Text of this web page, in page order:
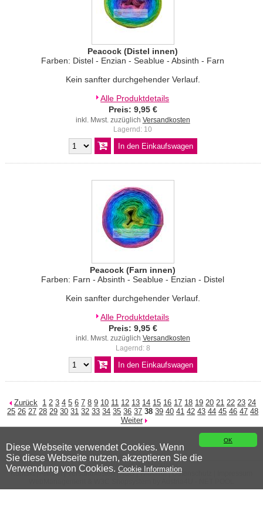
OK
Diese Webseite verwendet Cookies. Wenn
Sie diese Webseite nutzen, akzeptieren Sie die
Verwendung von Cookies. Cookie Information
Peacock (Distel innen)
Farben: Distel - Enzian - Seablue - Absinth - Farn
Kein sanfter durchgehender Verlauf.
Alle Produktdetails
Preis: 9,95 €
inkl. Mwst. zuzüglich Versandkosten
Lagernd: 10
Peacock (Farn innen)
Farben: Farn - Absinth - Seablue - Enzian - Distel
Kein sanfter durchgehender Verlauf.
Alle Produktdetails
Preis: 9,95 €
inkl. Mwst. zuzüglich Versandkosten
Lagernd: 8
Zurück 1 2 3 4 5 6 7 8 9 10 11 12 13 14 15 16 17 18 19 20 21 22 23 24
25 26 27 28 29 30 31 32 33 34 35 36 37 38 39 40 41 42 43 44 45 46 47 48
Weiter
© 2026 Wiener Wollwicklerei
Kontakt |Anfahrt |Versandkosten |AGB|Widerruf|Datenschutz